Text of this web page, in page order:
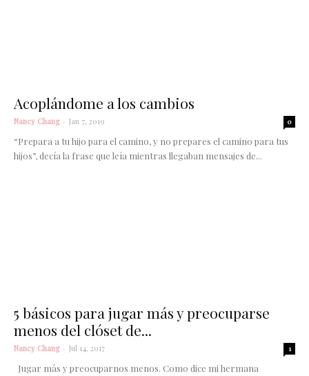
Acoplándome a los cambios
Nancy Chang - Jan 7, 2019 0
“Prepara a tu hijo para el camino, y no prepares el camino para tus
hijos”, decía la frase que leía mientras llegaban mensajes de...
5 básicos para jugar más y preocuparse
menos del clóset de...
Nancy Chang - Jul 14, 2017 1
Jugar más y preocuparnos menos. Como dice mi hermana